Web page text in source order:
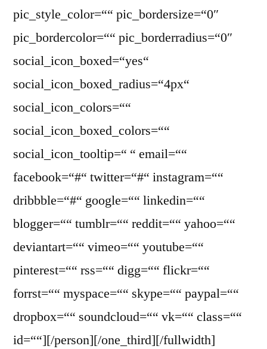
pic_style_color=““ pic_bordersize=“0″
pic_bordercolor=““ pic_borderradius=“0″
social_icon_boxed=“yes“
social_icon_boxed_radius=“4px“
social_icon_colors=““
social_icon_boxed_colors=““
social_icon_tooltip=“ “ email=““
facebook=“#“ twitter=“#“ instagram=““
dribbble=“#“ google=““ linkedin=““
blogger=““ tumblr=““ reddit=““ yahoo=““
deviantart=““ vimeo=““ youtube=““
pinterest=““ rss=““ digg=““ flickr=““
forrst=““ myspace=““ skype=““ paypal=““
dropbox=““ soundcloud=““ vk=““ class=““
id=““][/person][/one_third][/fullwidth]